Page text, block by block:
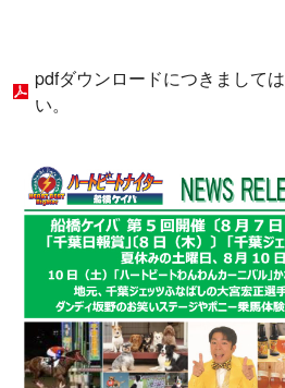
pdfダウンロードにつきましては
い。